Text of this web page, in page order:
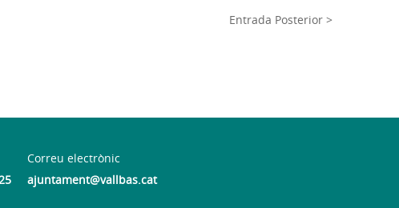
Entrada Posterior >
Correu electrònic
ajuntament@vallbas.cat